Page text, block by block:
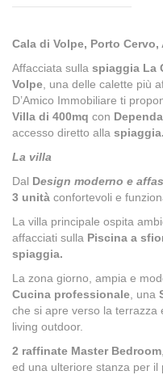
Cala di Volpe, Porto
Affacciata sulla spiaggia La
Volpe , una delle calette più
D’Amico Immobiliare ti
Villa di 400mq con
accesso diretto alla spiaggia.
La villa
Dal Design moderno e
3 unità confortevoli e
La villa principale ospita
affacciati sulla Piscina a
spiaggia.
La zona giorno, ampia e
Cucina professionale , una
che si apre verso la terrazza
living outdoor.
2 raffinate Master Bedroom
ed una ulteriore stanza per il